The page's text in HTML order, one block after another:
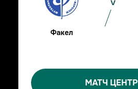
Факел
МАТЧ ЦЕНТР